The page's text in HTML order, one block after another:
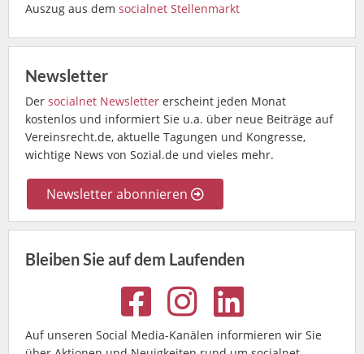
Auszug aus dem socialnet Stellenmarkt
Newsletter
Der socialnet Newsletter erscheint jeden Monat
kostenlos und informiert Sie u.a. über neue Beiträge auf
Vereinsrecht.de, aktuelle Tagungen und Kongresse,
wichtige News von Sozial.de und vieles mehr.
Newsletter abonnieren
Bleiben Sie auf dem Laufenden
Auf unseren Social Media-Kanälen informieren wir Sie